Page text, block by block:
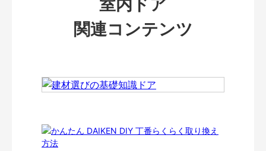
室内ドア
関連コンテンツ